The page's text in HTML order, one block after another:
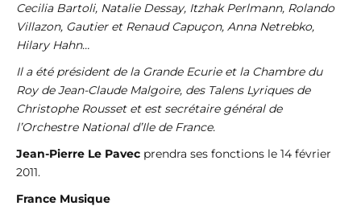
Cecilia Bartoli, Natalie Dessay, Itzhak Perlmann, Rolando
Villazon, Gautier et Renaud Capuçon, Anna Netrebko,
Hilary Hahn…
Il a été président de la Grande Ecurie et la Chambre du
Roy de Jean-Claude Malgoire, des Talens Lyriques de
Christophe Rousset et est secrétaire général de
l’Orchestre National d’Ile de France.
Jean-Pierre Le Pavec prendra ses fonctions le 14 février
2011.
France Musique